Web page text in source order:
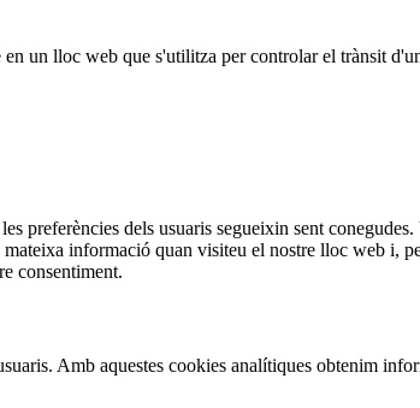
un lloc web que s'utilitza per controlar el trànsit
preferències dels usuaris segueixin sent
informació quan visiteu el nostre lloc web i,
consentiment.
Amb aquestes cookies analítiques obtenim